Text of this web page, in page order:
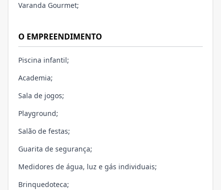
Varanda Gourmet;
O EMPREENDIMENTO
Piscina infantil;
Academia;
Sala de jogos;
Playground;
Salão de festas;
Guarita de segurança;
Medidores de água, luz e gás individuais;
Brinquedoteca;